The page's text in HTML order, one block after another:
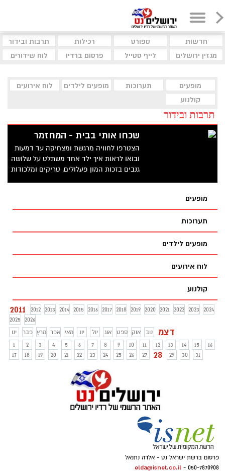
חדשות ספורט רכילות
תרבות ובידור
מגזין ירושלים
לייף סטייל פרסום ברדיו לוח שידורים
מופעים תערוכות מופעים לילדים
לוח אירועים
קולנוע
תרבות ובידור
שכחו אותי בבית - המחזמר
הצטרפו לחוויה מרגשת ומצחיקה עד דמעות
ובואו לראות איך ילד אחד משתלט על שלושה
גנבים בזכות המון פעלולים, טריקים ומלכודות
מופעים
תערוכות
מופעים לילדים
לוח אירועים
קולנוע
2011 2012 2013 2014 2015 2016 2017 2018 2019 2020 2021 2022 2023
2024
2025
2026
ינו
פבר מרץ אפר מאי יונ יול אוג ספט אוק נוב דצמ
1 2 3 4 5 6 7 8 9 10 11 12 13 14 15
16
17
18 19 20 21 22 23 24 25 26 27 28 29 30 31
פרסום ברשת ישראל נט - אלדה נתנאל
050-7870908 -
elda@isnet.co.il